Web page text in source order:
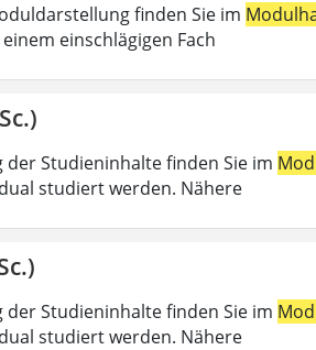
finden Sie im
einschlägigen Fach
Studieninhalte finden Sie im
studiert werden. Nähere
Studieninhalte finden Sie im
studiert werden. Nähere